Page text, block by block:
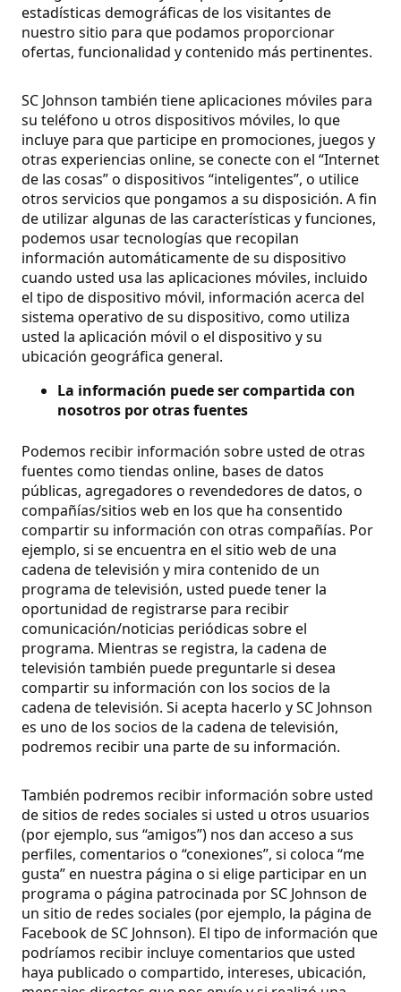
estadísticas demográficas de los visitantes de
nuestro sitio para que podamos proporcionar
ofertas, funcionalidad y contenido más pertinentes.
SC Johnson también tiene aplicaciones móviles para
su teléfono u otros dispositivos móviles, lo que
incluye para que participe en promociones, juegos y
otras experiencias online, se conecte con el “Internet
de las cosas” o dispositivos “inteligentes”, o utilice
otros servicios que pongamos a su disposición. A fin
de utilizar algunas de las características y funciones,
podemos usar tecnologías que recopilan
información automáticamente de su dispositivo
cuando usted usa las aplicaciones móviles, incluido
el tipo de dispositivo móvil, información acerca del
sistema operativo de su dispositivo, como utiliza
usted la aplicación móvil o el dispositivo y su
ubicación geográfica general.
La información puede ser compartida con
nosotros por otras fuentes
Podemos recibir información sobre usted de otras
fuentes como tiendas online, bases de datos
públicas, agregadores o revendedores de datos, o
compañías/sitios web en los que ha consentido
compartir su información con otras compañías. Por
ejemplo, si se encuentra en el sitio web de una
cadena de televisión y mira contenido de un
programa de televisión, usted puede tener la
oportunidad de registrarse para recibir
comunicación/noticias periódicas sobre el
programa. Mientras se registra, la cadena de
televisión también puede preguntarle si desea
compartir su información con los socios de la
cadena de televisión. Si acepta hacerlo y SC Johnson
es uno de los socios de la cadena de televisión,
podremos recibir una parte de su información.
También podremos recibir información sobre usted
de sitios de redes sociales si usted u otros usuarios
(por ejemplo, sus “amigos”) nos dan acceso a sus
perfiles, comentarios o “conexiones”, si coloca “me
gusta” en nuestra página o si elige participar en un
programa o página patrocinada por SC Johnson de
un sitio de redes sociales (por ejemplo, la página de
Facebook de SC Johnson). El tipo de información que
podríamos recibir incluye comentarios que usted
haya publicado o compartido, intereses, ubicación,